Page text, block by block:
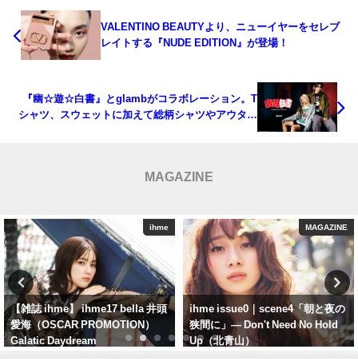
VALENTINO BEAUTYより、ニューイヤーをセレブ
レイトする『NUDE EDITION』が登場！
『幽☆遊☆白書』とglambがコラボレーション。T
シャツ、スウェットに加えて総柄シャツやアウター
MAGAZINE
MAGAZINE
ihme issue0｜scene4「朝と夜の
狭間に」— Don't Need No Hold
Up（北青山）
ihme
金光みり愛｜ihme issue1 —
Pink & Whiteの世界